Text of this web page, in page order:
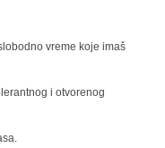
vreme koje imaš
i otvorenog